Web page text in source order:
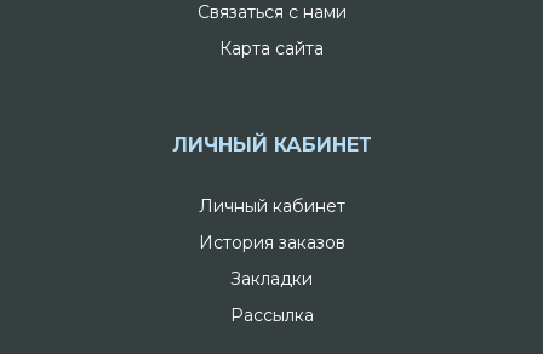
Связаться с нами
Карта сайта
ЛИЧНЫЙ КАБИНЕТ
Личный кабинет
История заказов
Закладки
Рассылка